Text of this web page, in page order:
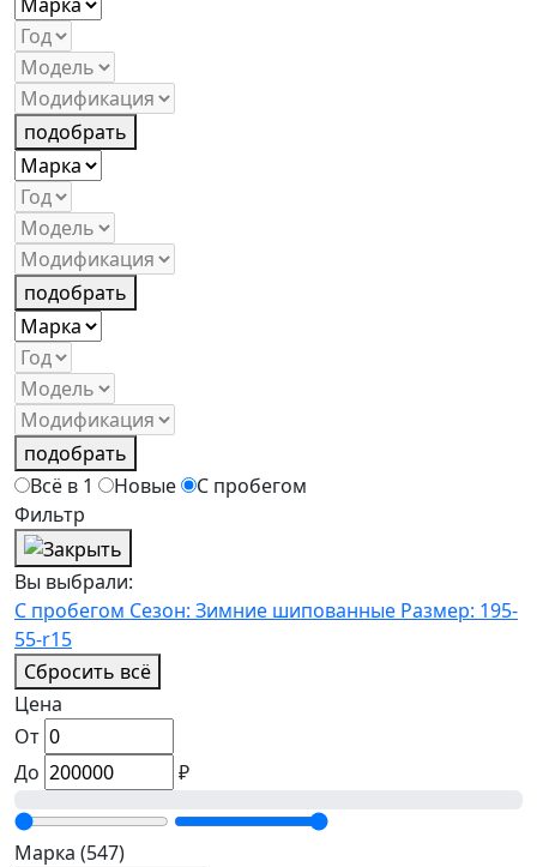
подобрать
подобрать
подобрать
Всё в 1
Новые
С пробегом
Фильтр
Вы выбрали:
С пробегом Сезон: Зимние шипованные Размер: 195-
55-r15
Сбросить всё
Цена
От
До
₽
Марка (547)